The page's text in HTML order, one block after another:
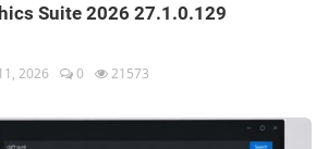
Suite 2026 27.1.0.129
2026 0 21573